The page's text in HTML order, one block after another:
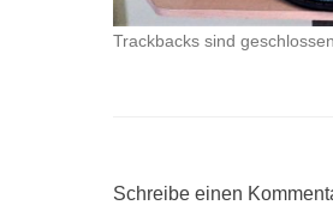
Trackbacks sind
Schreibe einen